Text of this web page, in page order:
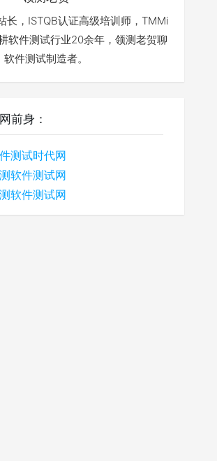
长，ISTQB认证高级培训师，TMMi
软件测试行业20余年，领测老贺聊
软件测试制造者。
前身：
测试时代网
软件测试网
软件测试网